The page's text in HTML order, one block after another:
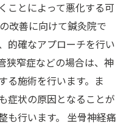
ことによって悪化する可
改善に向けて鍼灸院で
的確なアプローチを行い
狭窄症などの場合は、神
る施術を行います。ま
症状の原因となることが
も行います。 坐骨神経痛